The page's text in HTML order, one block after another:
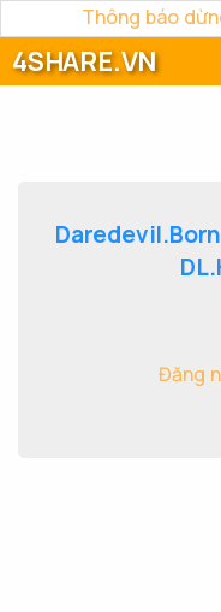
Thông báo
4SHARE.VN
Đăng